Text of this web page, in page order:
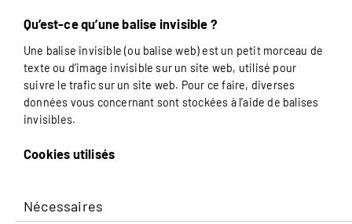
Qu’est-ce qu’une balise invisible ?
Une balise invisible (ou balise web) est un petit morceau de
texte ou d’image invisible sur un site web, utilisé pour
suivre le trafic sur un site web. Pour ce faire, diverses
données vous concernant sont stockées à l’aide de balises
invisibles.
Cookies utilisés
Nécessaires